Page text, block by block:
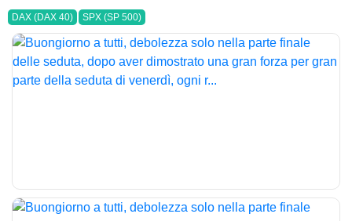
DAX (DAX 40) SPX (SP 500)